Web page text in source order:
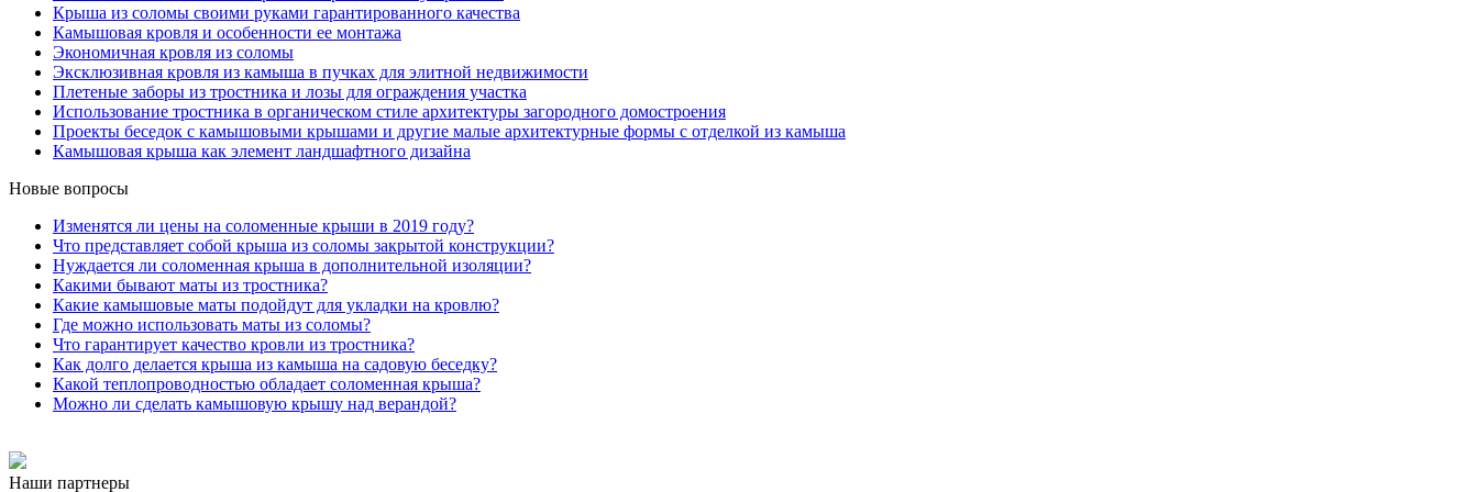
Крыша из соломы своими руками гарантированного качества
Камышовая кровля и особенности ее монтажа
Экономичная кровля из соломы
Эксклюзивная кровля из камыша в пучках для элитной недвижимости
Плетеные заборы из тростника и лозы для ограждения участка
Использование тростника в органическом стиле архитектуры загородного домостроения
Проекты беседок с камышовыми крышами и другие малые архитектурные формы с отделкой из камыша
Камышовая крыша как элемент ландшафтного дизайна
Новые вопросы
Изменятся ли цены на соломенные крыши в 2019 году?
Что представляет собой крыша из соломы закрытой конструкции?
Нуждается ли соломенная крыша в дополнительной изоляции?
Какими бывают маты из тростника?
Какие камышовые маты подойдут для укладки на кровлю?
Где можно использовать маты из соломы?
Что гарантирует качество кровли из тростника?
Как долго делается крыша из камыша на садовую беседку?
Какой теплопроводностью обладает соломенная крыша?
Можно ли сделать камышовую крышу над верандой?
Наши партнеры